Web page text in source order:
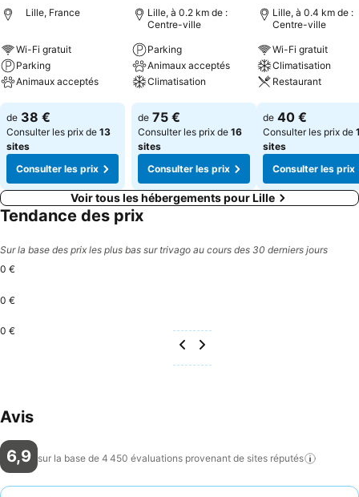
Lille, France
Wi-Fi gratuit
Parking
Animaux acceptés
Consulter les prix
de 38 €
Consulter les prix de 13
sites
Consulter les prix
Lille, à 0.2 km de :
Centre-ville
Parking
Animaux acceptés
Climatisation
Consulter les prix
de 75 €
Consulter les prix de 16
sites
Consulter les prix
Lille, à 0.4 km de :
Centre-ville
Wi-Fi gratuit
Climatisation
Restaurant
Consulter les
de 40 €
Consulter les prix de
sites
Consulter les prix
Voir tous les hébergements pour Lille
Tendance des prix
Sur la base des prix les plus bas sur trivago au cours des 30 derniers jours
0 €
0 €
0 €
Avis
6,9 sur la base de 4 450 évaluations provenant de sites réputés